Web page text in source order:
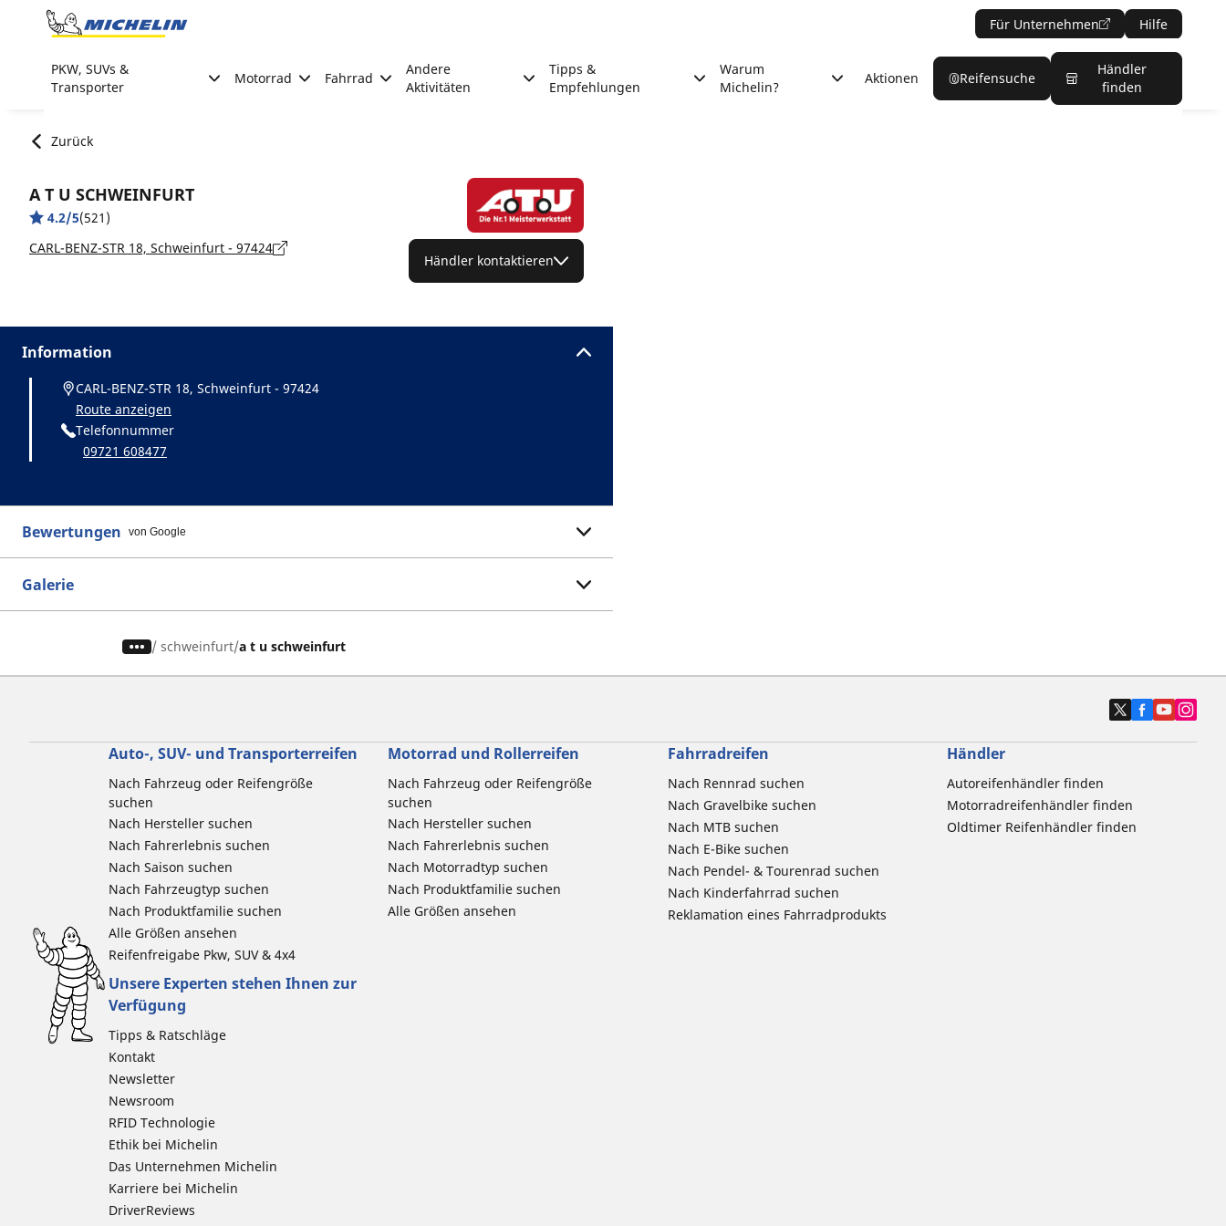
Go to page content
Für Unternehmen Hilfe
PKW, SUVs &
Transporter
Motorrad Fahrrad
Andere
Aktivitäten
Tipps &
Empfehlungen
Warum
Michelin?
Aktionen Reifensuche
Händler
finden
Zurück
A T U SCHWEINFURT
4.2/5(521)
CARL-BENZ-STR 18, Schweinfurt - 97424
Händler kontaktieren
Information
CARL-BENZ-STR 18, Schweinfurt - 97424
Route anzeigen
Telefonnummer
09721 608477
Bewertungen von Google
Galerie
/ schweinfurt a t u schweinfurt
Auto-, SUV- und Transporterreifen
Nach Fahrzeug oder Reifengröße
suchen
Nach Hersteller suchen
Nach Fahrerlebnis suchen
Nach Saison suchen
Nach Fahrzeugtyp suchen
Nach Produktfamilie suchen
Alle Größen ansehen
Reifenfreigabe Pkw, SUV & 4x4
Motorrad und Rollerreifen
Nach Fahrzeug oder Reifengröße
suchen
Nach Hersteller suchen
Nach Fahrerlebnis suchen
Nach Motorradtyp suchen
Nach Produktfamilie suchen
Alle Größen ansehen
Fahrradreifen
Nach Rennrad suchen
Nach Gravelbike suchen
Nach MTB suchen
Nach E-Bike suchen
Nach Pendel- & Tourenrad suchen
Nach Kinderfahrrad suchen
Reklamation eines Fahrradprodukts
Händler
Autoreifenhändler finden
Motorradreifenhändler finden
Oldtimer Reifenhändler finden
Unsere Experten stehen Ihnen zur
Verfügung
Tipps & Ratschläge
Kontakt
Newsletter
Newsroom
RFID Technologie
Ethik bei Michelin
Das Unternehmen Michelin
Karriere bei Michelin
DriverReviews